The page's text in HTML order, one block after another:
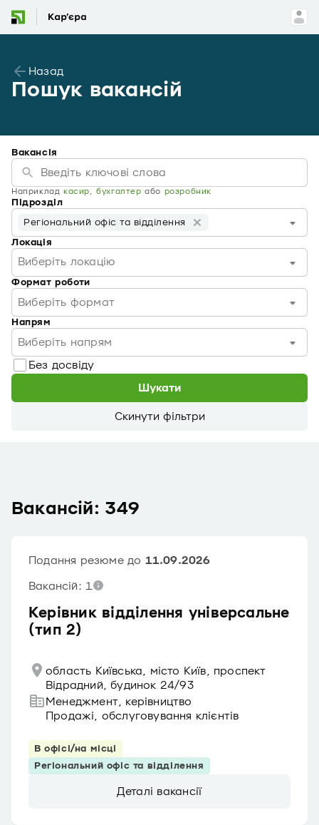
Назад
Пошук вакансій
Вакансія
Наприклад касир,бухгалтер або розробник
Підрозділ
Регіональний офіс та відділення
Локація
Виберіть локацію
Формат роботи
Виберіть формат
Напрям
Виберіть напрям
Без досвіду
Шукати
Скинути фільтри
Вакансій: 349
Керівник відділення універсальне
(тип 2)
Подання резюме до 11.09.2026
Вакансій: 1
область Київська, місто Київ, проспект
Відрадний, будинок 24/93
Менеджмент, керівництво
Продажі, обслуговування клієнтів
В офісі/на місці
Регіональний офіс та відділення
Деталі вакансії